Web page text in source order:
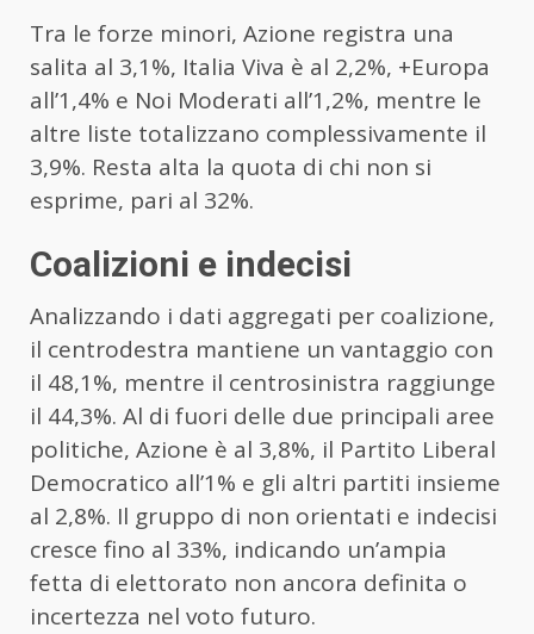
Tra le forze minori, Azione registra una
salita al 3,1%, Italia Viva è al 2,2%, +Europa
all’1,4% e Noi Moderati all’1,2%, mentre le
altre liste totalizzano complessivamente il
3,9%. Resta alta la quota di chi non si
esprime, pari al 32%.
Coalizioni e indecisi
Analizzando i dati aggregati per coalizione,
il centrodestra mantiene un vantaggio con
il 48,1%, mentre il centrosinistra raggiunge
il 44,3%. Al di fuori delle due principali aree
politiche, Azione è al 3,8%, il Partito Liberal
Democratico all’1% e gli altri partiti insieme
al 2,8%. Il gruppo di non orientati e indecisi
cresce fino al 33%, indicando un’ampia
fetta di elettorato non ancora definita o
incertezza nel voto futuro.